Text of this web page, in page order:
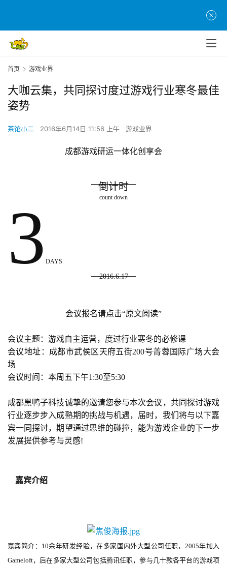
首页 游戏业界
大咖云集，共同探讨度过游戏行业寒冬最佳
姿势
茶馆小二 2016年6月14日 11:56 上午 游戏业界
成都游戏研运一体化创享会
倒计时
count down
3 DAYS
2016.6.17
会议报名请点击“原文阅读”
会议主题：游戏自主运营，度过行业寒冬的必修课
会议地址：成都市武侯区天府五街200号菁蓉国际广场大会
场
会议时间：本周五下午1:30至5:30
成都黑鸭子科技诚挚的邀请您参与本次会议，共同探讨游戏
行业逐步步入成熟期的挑战与机遇，届时，我们将与以下嘉
宾一同探讨，期望通过思维的碰撞，能为游戏企业的下一步
发展提供参考与灵感!
嘉宾介绍
嘉宾简介：10余年研发经验，在多家国内外大型公司任职，2005年加入
Gameloft，后在多家大型公司包括腾讯任职，参与几十款各平台的游戏项